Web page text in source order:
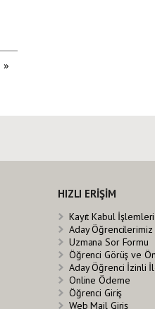
»
HIZLI ERİŞİM
Kayıt Kabul İşlemleri
Aday Öğrencilerimiz
Uzmana Sor Formu
Öğrenci Görüş ve
Aday Öğrenci İzinli
Online Ödeme
Öğrenci Giriş
Web Mail Giriş